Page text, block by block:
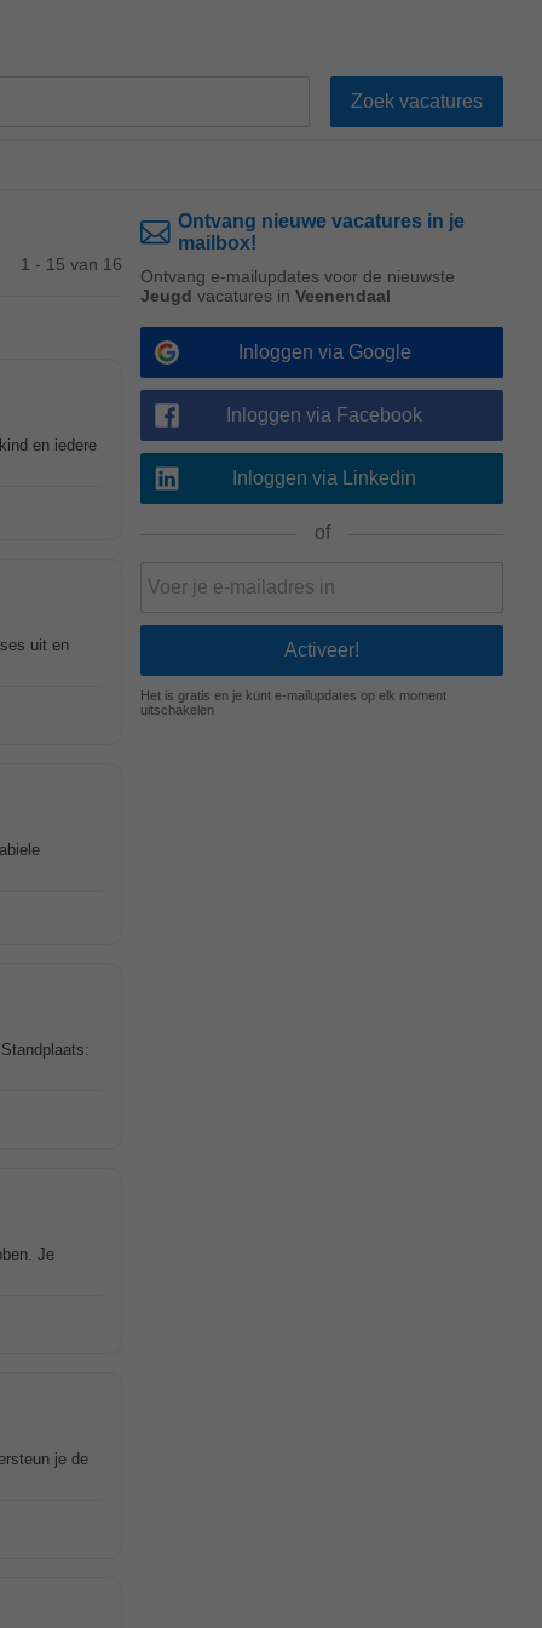
1 - 15 van 16
en iedere
uit en
Je
je de
Ontvang nieuwe vacatures in je
mailbox!
Ontvang e-mailupdates voor de nieuwste
Jeugd vacatures in Veenendaal
Inloggen via Google
Inloggen via Facebook
Inloggen via Linkedin
of
Het is gratis en je kunt e-mailupdates op elk moment
uitschakelen